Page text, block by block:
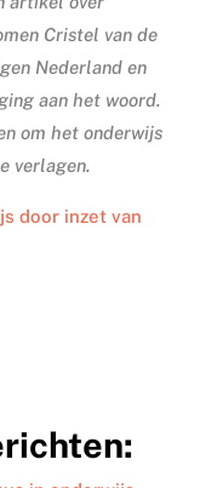
Cristel van de
Nederland en
aan het woord.
om het onderwijs
verlagen.
door inzet van